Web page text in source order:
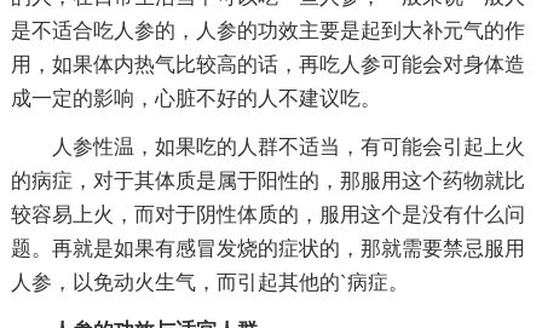
是不适合吃人参的，人参的功效主要是起到大补元气的作
用，如果体内热气比较高的话，再吃人参可能会对身体造
成一定的影响，心脏不好的人不建议吃。
人参性温，如果吃的人群不适当，有可能会引起上火
的病症，对于其体质是属于阳性的，那服用这个药物就比
较容易上火，而对于阴性体质的，服用这个是没有什么问
题。再就是如果有感冒发烧的症状的，那就需要禁忌服用
人参，以免动火生气，而引起其他的`病症。